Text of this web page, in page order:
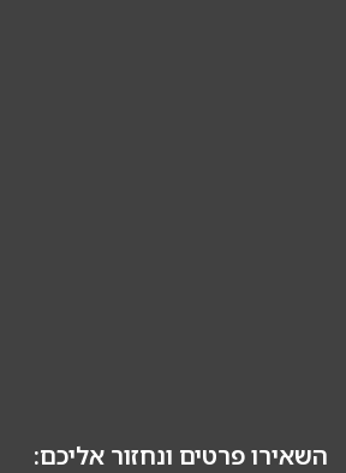
השאירו פרטים ונחזור אליכם: